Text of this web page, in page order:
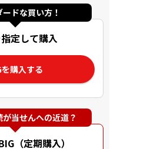
ードな買い方！
定して購入
購入する
当せんへの近道？
（定期購入）